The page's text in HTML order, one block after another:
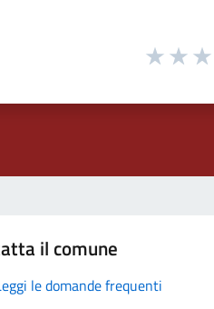
il comune
le domande frequenti